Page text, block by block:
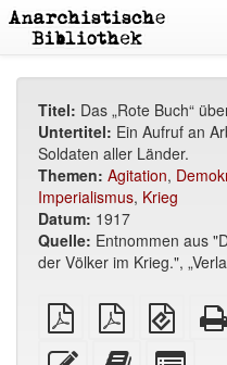
Titel: Das „Rote Buch“
Untertitel: Ein Aufruf an
Soldaten aller Länder.
Themen: Agitation,
Imperialismus, Krieg
Datum: 1917
Quelle: Entnommen aus
der Völker im Krieg.",
reines
PDF
A4
Broschüren
PDF
EPUB
(für
mobile
Diesen
Füge